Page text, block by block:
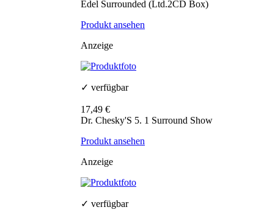
Edel Surrounded (Ltd.2CD Box)
Produkt ansehen
Anzeige
✓ verfügbar
17,49 €
Dr. Chesky'S 5. 1 Surround Show
Produkt ansehen
Anzeige
✓ verfügbar